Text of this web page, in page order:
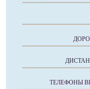
ТЕЛЕФОНЫ